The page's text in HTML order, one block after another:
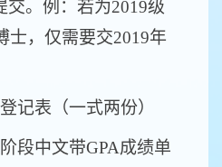
交。例：若为2019级
士，仅需要交2019年
记表（一式两份）
段中文带GPA成绩单